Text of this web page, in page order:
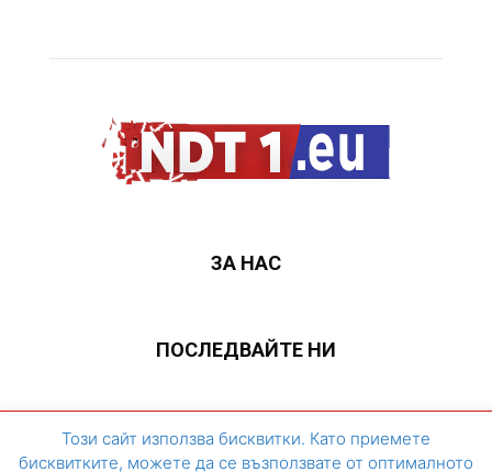
ЗА НАС
ПОСЛЕДВАЙТЕ НИ
ЗА НАС Контакти Архивен сайт
Този сайт използва бисквитки. Като приемете
бисквитките, можете да се възползвате от оптималното